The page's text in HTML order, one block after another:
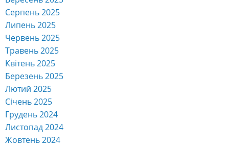
Серпень 2025
Липень 2025
Червень 2025
Травень 2025
Квітень 2025
Березень 2025
Лютий 2025
Січень 2025
Грудень 2024
Листопад 2024
Жовтень 2024